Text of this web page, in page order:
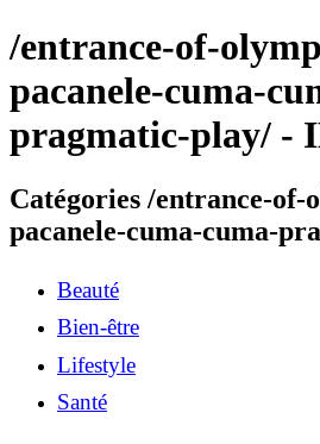
/entrance-of-
pacanele-cuma-
pragmatic-play/ -
Catégories /entrance-of-
pacanele-cuma-cuma-
Beauté
Bien-être
Lifestyle
Santé